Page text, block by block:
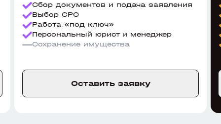
Сбор документов и подача заявления
Выбор СРО
Работа «под ключ»
Персональный юрист и менеджер
Сохранение имущества
Оставить заявку